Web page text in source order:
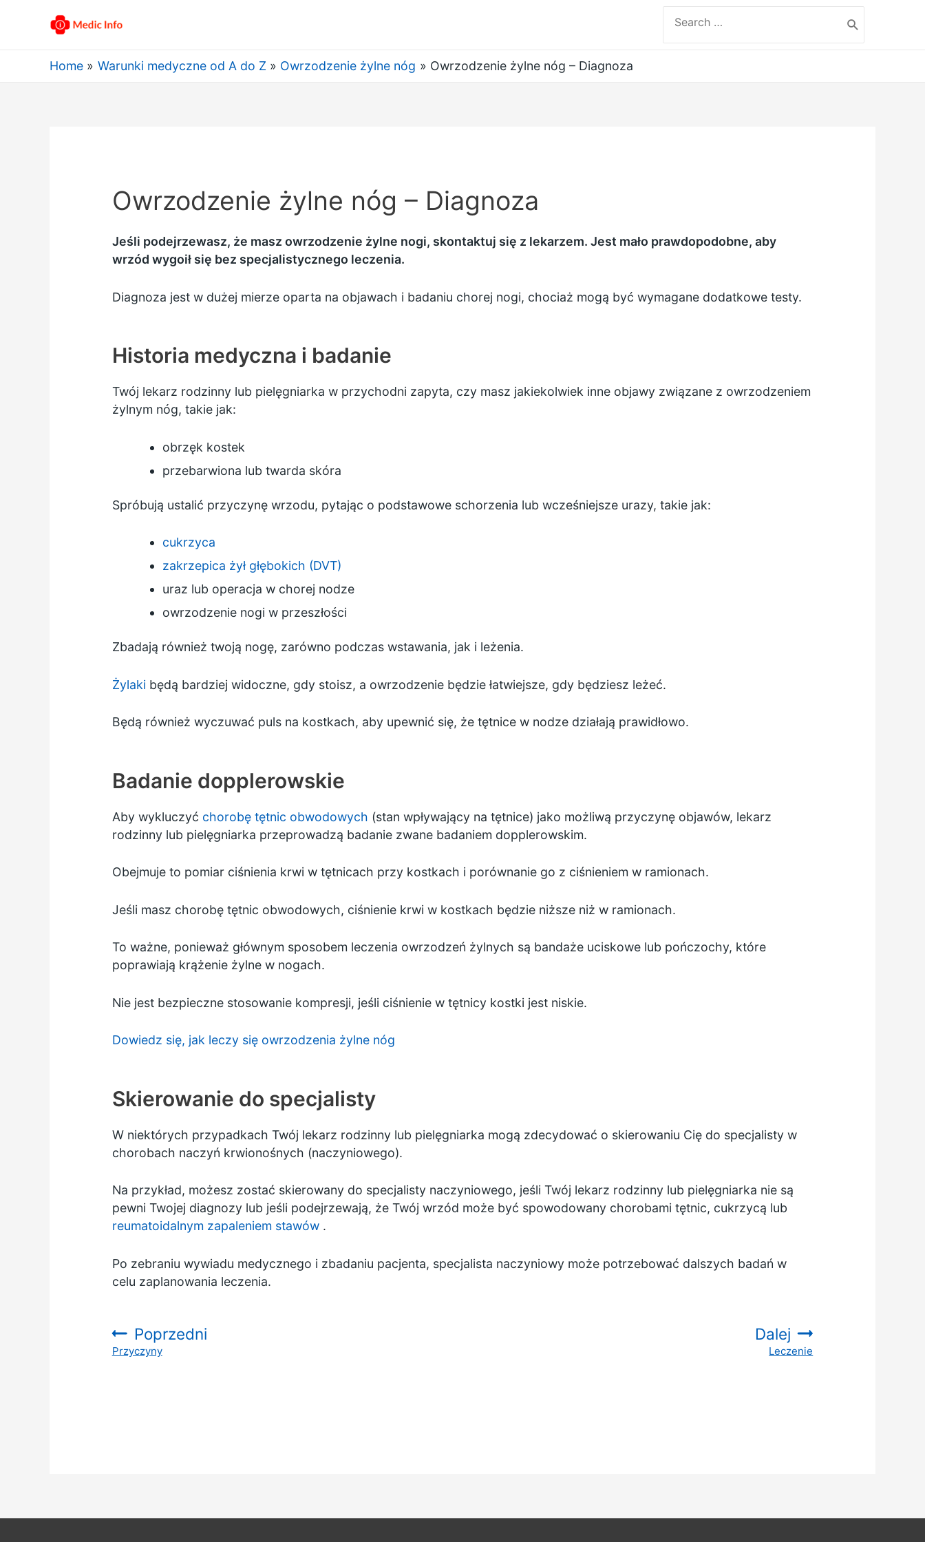
for:
Home Warunki medyczne od A do Z Owrzodzenie żylne nóg Owrzodzenie żylne nóg – Diagnoza
Owrzodzenie żylne nóg – Diagnoza
Jeśli podejrzewasz, że masz owrzodzenie żylne nogi, skontaktuj się z lekarzem. Jest mało prawdopodobne, aby
wrzód wygoił się bez specjalistycznego leczenia.
Diagnoza jest w dużej mierze oparta na objawach i badaniu chorej nogi, chociaż mogą być wymagane dodatkowe testy.
Historia medyczna i badanie
Twój lekarz rodzinny lub pielęgniarka w przychodni zapyta, czy masz jakiekolwiek inne objawy związane z owrzodzeniem
żylnym nóg, takie jak:
obrzęk kostek
przebarwiona lub twarda skóra
Spróbują ustalić przyczynę wrzodu, pytając o podstawowe schorzenia lub wcześniejsze urazy, takie jak:
cukrzyca
zakrzepica żył głębokich (DVT)
uraz lub operacja w chorej nodze
owrzodzenie nogi w przeszłości
Zbadają również twoją nogę, zarówno podczas wstawania, jak i leżenia.
Żylaki będą bardziej widoczne, gdy stoisz, a owrzodzenie będzie łatwiejsze, gdy będziesz leżeć.
Będą również wyczuwać puls na kostkach, aby upewnić się, że tętnice w nodze działają prawidłowo.
Badanie dopplerowskie
Aby wykluczyć chorobę tętnic obwodowych (stan wpływający na tętnice) jako możliwą przyczynę objawów, lekarz
rodzinny lub pielęgniarka przeprowadzą badanie zwane badaniem dopplerowskim.
Obejmuje to pomiar ciśnienia krwi w tętnicach przy kostkach i porównanie go z ciśnieniem w ramionach.
Jeśli masz chorobę tętnic obwodowych, ciśnienie krwi w kostkach będzie niższe niż w ramionach.
To ważne, ponieważ głównym sposobem leczenia owrzodzeń żylnych są bandaże uciskowe lub pończochy, które
poprawiają krążenie żylne w nogach.
Nie jest bezpieczne stosowanie kompresji, jeśli ciśnienie w tętnicy kostki jest niskie.
Dowiedz się, jak leczy się owrzodzenia żylne nóg
Skierowanie do specjalisty
W niektórych przypadkach Twój lekarz rodzinny lub pielęgniarka mogą zdecydować o skierowaniu Cię do specjalisty w
chorobach naczyń krwionośnych (naczyniowego).
Na przykład, możesz zostać skierowany do specjalisty naczyniowego, jeśli Twój lekarz rodzinny lub pielęgniarka nie są
pewni Twojej diagnozy lub jeśli podejrzewają, że Twój wrzód może być spowodowany chorobami tętnic, cukrzycą lub
reumatoidalnym zapaleniem stawów.
Po zebraniu wywiadu medycznego i zbadaniu pacjenta, specjalista naczyniowy może potrzebować dalszych badań w
celu zaplanowania leczenia.
Poprzedni
:Przyczyny
Dalej
:
Leczenie